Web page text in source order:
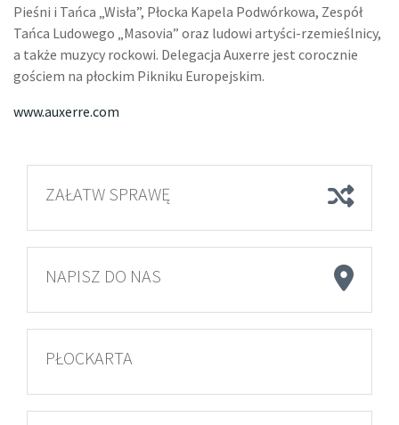
Pieśni i Tańca „Wisła”, Płocka Kapela Podwórkowa, Zespół
Tańca Ludowego „Masovia” oraz ludowi artyści-rzemieślnicy,
a także muzycy rockowi. Delegacja Auxerre jest corocznie
gościem na płockim Pikniku Europejskim.
www.auxerre.com
ZAŁATW SPRAWĘ
NAPISZ DO NAS
PŁOCKARTA